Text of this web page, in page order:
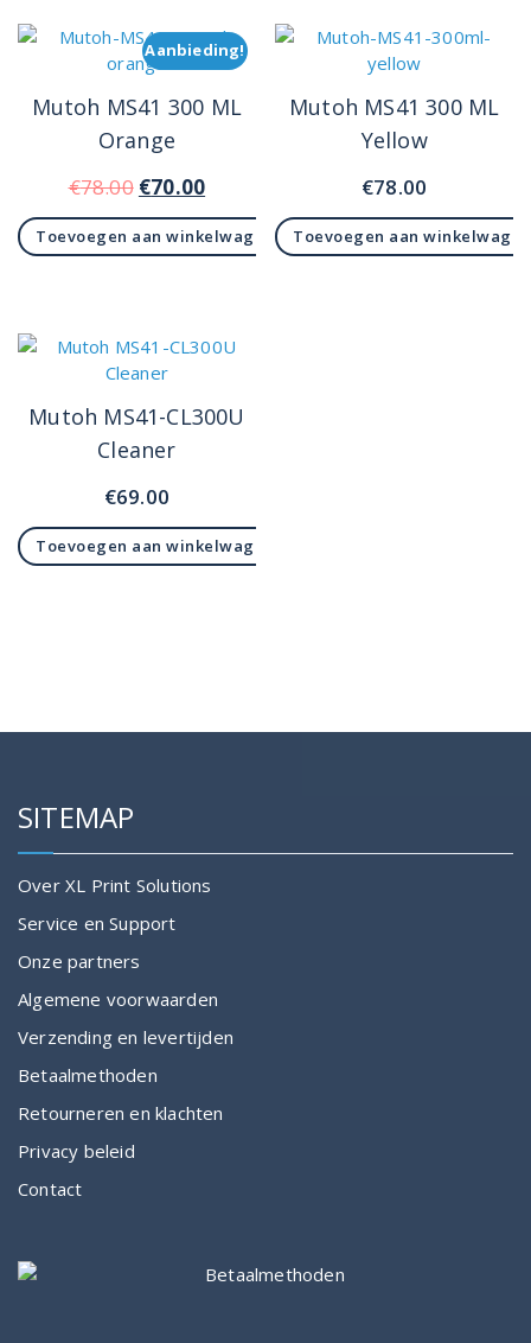
Aanbieding!
Mutoh MS41 300 ML
Orange
€78.00 Oorspronkelijke
prijs
was:
€70.00Huidige
prijs
is:
Toevoegen aan winkelwagen
Mutoh MS41 300 ML
Yellow
€78.00
Toevoegen aan winkelwagen
Mutoh MS41-CL300U
Cleaner
€69.00
Toevoegen aan winkelwagen
SITEMAP
Over XL Print Solutions
Service en Support
Onze partners
Algemene voorwaarden
Verzending en levertijden
Betaalmethoden
Retourneren en klachten
Privacy beleid
Contact